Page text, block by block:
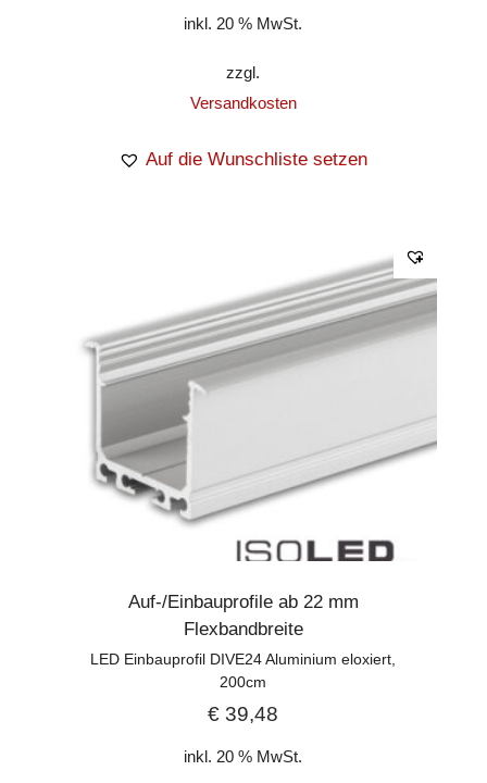
inkl. 20 % MwSt.
zzgl.
Versandkosten
Auf die Wunschliste setzen
Auf-/Einbauprofile ab 22 mm
Flexbandbreite
LED Einbauprofil DIVE24 Aluminium eloxiert,
200cm
€ 39,48
inkl. 20 % MwSt.